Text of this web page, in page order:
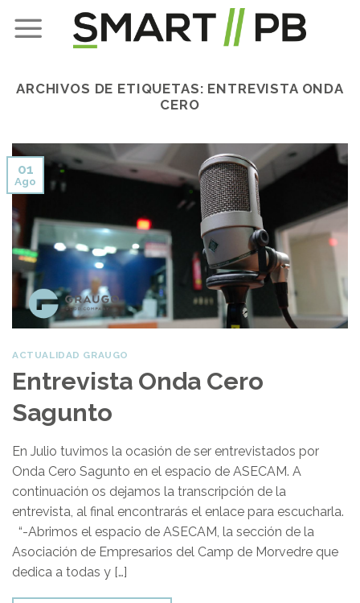
ARCHIVOS DE ETIQUETAS: ENTREVISTA ONDA
CERO
01
Ago
ACTUALIDAD GRAUGO
Entrevista Onda Cero
Sagunto
En Julio tuvimos la ocasión de ser entrevistados por
Onda Cero Sagunto en el espacio de ASECAM. A
continuación os dejamos la transcripción de la
entrevista, al final encontrarás el enlace para escucharla.
“-Abrimos el espacio de ASECAM, la sección de la
Asociación de Empresarios del Camp de Morvedre que
dedica a todas y […]